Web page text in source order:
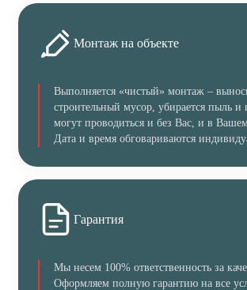
Монтаж на объекте
Выполняется «чистый» монтаж –
строительный мусор, убирается пыль и
могут проводиться и без Вас, и в
Дата и время обговариваются
Гарантия
Мы несем 100% ответственность за
Оформляем полную гарантию на все